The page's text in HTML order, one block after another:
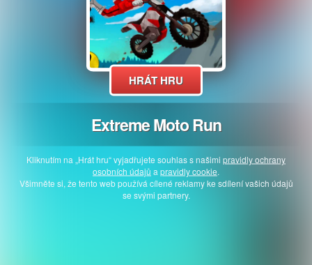
HRÁT HRU
Extreme Moto Run
Kliknutím na „Hrát hru“ vyjadřujete souhlas s našimi pravidly ochrany
osobních údajů a pravidly cookie.
Všimněte si, že tento web používá cílené reklamy ke sdílení vašich údajů
se svými partnery.